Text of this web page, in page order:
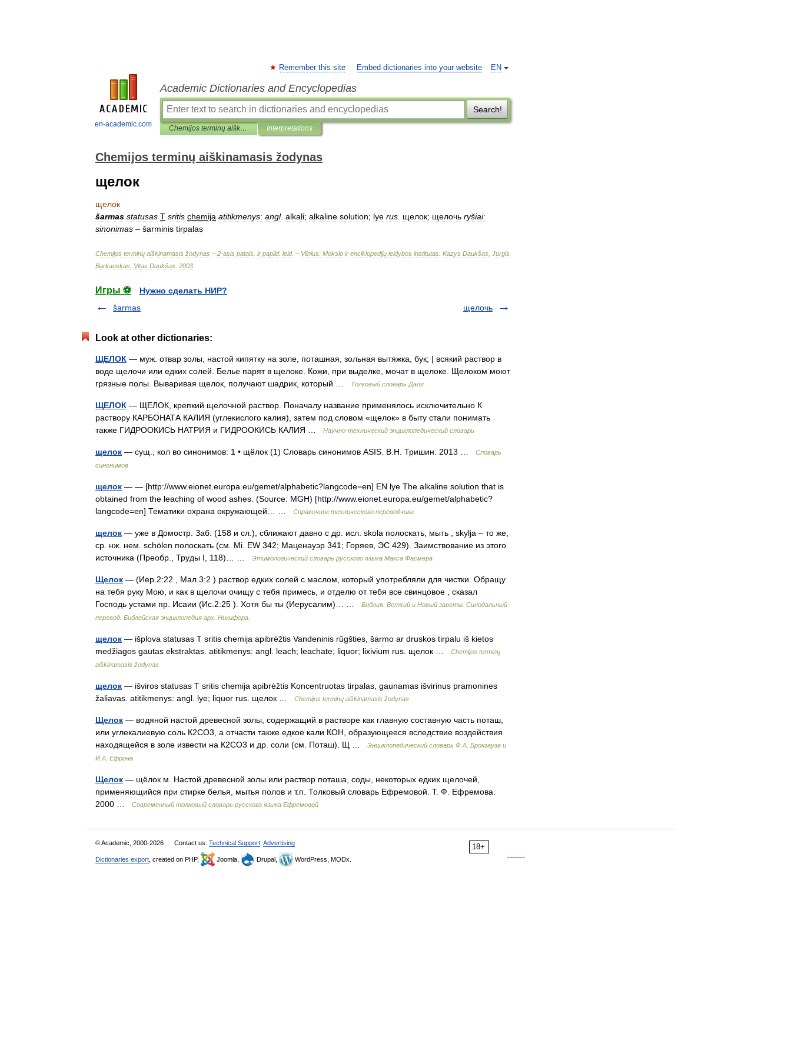
en-academic.com
EN
Remember this site Embed dictionaries into your website
Academic Dictionaries and Encyclopedias
Search!
Chemijos terminų aiškinamasis žodynas Interpretations
Chemijos terminų aiškinamasis žodynas
щелок
щелок
šarmas statusas T sritis chemija atitikmenys: angl. alkali; alkaline solution; lye rus щелок; щелочь ryšiai:
sinonimas – šarminis tirpalas
Chemijos terminų aiškinamasis žodynas – 2-asis patais ir papild. leid. – Vilnius: Mokslo ir enciklopedijų leidybos institutas Kazys Daukšas Jurgis
Barkauskas Vitas Daukšas 2003
Игры ⚽
Нужно сделать НИР?
šarmas
щелочь
Look at other dictionaries:
ЩЕЛОК — муж. отвар золы, настой кипятку на золе, поташная, зольная вытяжка, бук; | всякий раствор в
воде щелочи или едких солей. Белье парят в щелоке. Кожи, при выделке, мочат в щелоке. Щелоком моют
грязные полы. Вываривая щелок, получают шадрик, который …
Толковый словарь Даля
ЩЕЛОК — ЩЕЛОК, крепкий щелочной раствор. Поначалу название применялось исключительно К
раствору КАРБОНАТА КАЛИЯ (углекислого калия), затем под словом «щелок» в быту стали понимать
также ГИДРООКИСЬ НАТРИЯ и ГИДРООКИСЬ КАЛИЯ …
Научно-технический энциклопедический словарь
щелок — сущ., кол во синонимов: 1 • щёлок (1) Словарь синонимов ASIS. В.Н. Тришин. 2013 …
Словарь
синонимов
щелок — — [http://www.eionet.europa.eu/gemet/alphabetic?langcode=en] EN lye The alkaline solution that is
obtained from the leaching of wood ashes. (Source: MGH) [http://www.eionet.europa.eu/gemet/alphabetic?
langcode=en] Тематики охрана окружающей… …
Справочник технического переводчика
щелок — уже в Домостр. Заб. (158 и сл.), сближают давно с др. исл. skola полоскать, мыть , skylja – то же,
ср. нж. нем. schölen полоскать (см. Мi. ЕW 342; Маценауэр 341; Горяев, ЭС 429). Заимствование из этого
источника (Преобр., Труды I, 118)… …
Этимологический словарь русского языка Макса Фасмера
Щелок — (Иер.2:22 , Мал.3:2 ) раствор едких солей с маслом, который употребляли для чистки. Обращу
на тебя руку Мою, и как в щелочи очищу с тебя примесь, и отделю от тебя все свинцовое , сказал
Господь устами пр. Исаии (Ис.2:25 ). Хотя бы ты (Иерусалим)… …
Библия. Ветхий и Новый заветы. Синодальный
перевод. Библейская энциклопедия арх. Никифора.
щелок — išplova statusas T sritis chemija apibrėžtis Vandeninis rūgšties, šarmo ar druskos tirpalu iš kietos
medžiagos gautas ekstraktas. atitikmenys: angl. leach; leachate; liquor; lixivium rus. щелок …
Chemijos terminų
aiškinamasis žodynas
щелок — išviros statusas T sritis chemija apibrėžtis Koncentruotas tirpalas, gaunamas išvirinus pramonines
žaliavas. atitikmenys: angl. lye; liquor rus. щелок …
Chemijos terminų aiškinamasis žodynas
Щелок — водяной настой древесной золы, содержащий в растворе как главную составную часть поташ,
или углекалиевую соль К2СО3, а отчасти также едкое кали КОН, образующееся вследствие воздействия
находящейся в золе извести на К2СО3 и др. соли (см. Поташ). Щ …
Энциклопедический словарь Ф.А. Брокгауза и
И.А. Ефрона
Щелок — щёлок м. Настой древесной золы или раствор поташа, соды, некоторых едких щелочей,
применяющийся при стирке белья, мытья полов и т.п. Толковый словарь Ефремовой. Т. Ф. Ефремова.
2000 …
Современный толковый словарь русского языка Ефремовой
18+
© Academic, 2000-2026 Contact us: Technical Support Advertising
Dictionaries export , created on PHP, Joomla, Drupal, WordPress, MODx.